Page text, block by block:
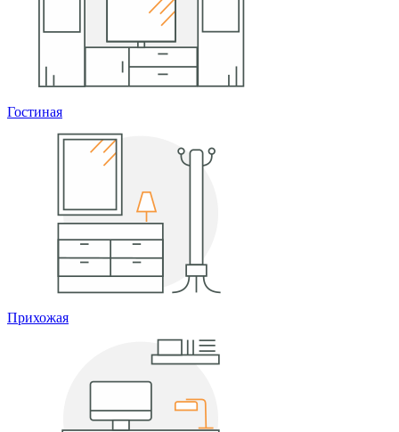
Гостиная
Прихожая